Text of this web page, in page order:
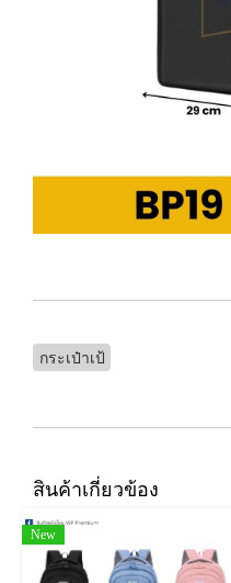
กระเป๋าเป้
สินค้าเกี่ยวข้อง
New